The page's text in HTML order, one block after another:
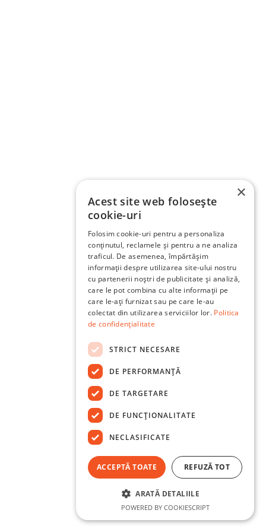
×
Acest site web folosește
cookie-uri
Folosim cookie-uri pentru a personaliza
conținutul, reclamele și pentru a ne analiza
traficul. De asemenea, împărtășim
informații despre utilizarea site-ului nostru
cu partenerii noștri de publicitate și analiză,
care le pot combina cu alte informații pe
care le-ați furnizat sau pe care le-au
colectat din utilizarea serviciilor lor. Politica
de confidențialitate
STRICT NECESARE
DE PERFORMANȚĂ
DE TARGETARE
DE FUNCŢIONALITATE
NECLASIFICATE
ACCEPTĂ TOATE REFUZĂ TOT
ARATĂ DETALIILE
POWERED BY COOKIESCRIPT